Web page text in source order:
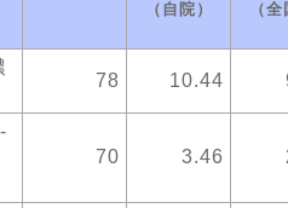
（自院）
（全
78 10.44
70 3.46